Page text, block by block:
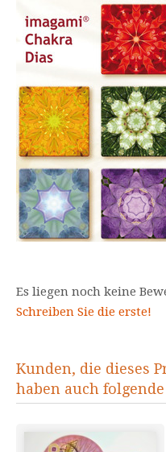
Es liegen noch keine
Schreiben Sie die erste!
Kunden, die dieses
haben auch